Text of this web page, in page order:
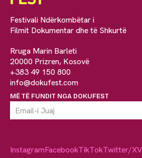
Festivali Ndërkombëtar i
Filmit Dokumentar dhe të Shkurtë
Rruga Marin Barleti
20000 Prizren, Kosovë
+383 49 150 800
info@dokufest.com
MË TË FUNDIT NGA DOKUFEST
InstagramFacebookTikTokTwitter/X